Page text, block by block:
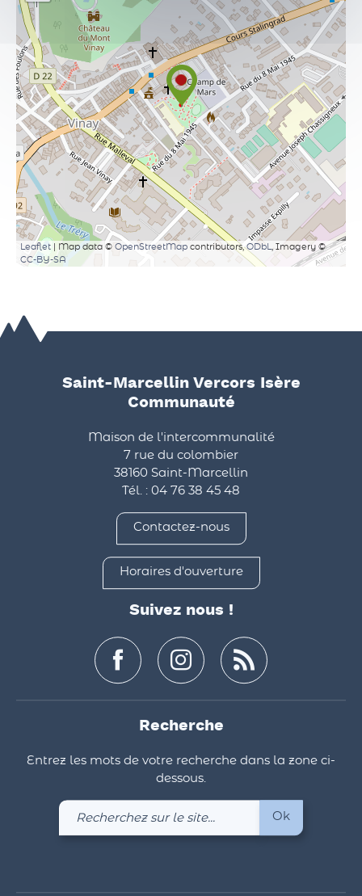
Leaflet | Map data © OpenStreetMap contributors,ODbL
, Imagery ©
CC-BY-SA
Saint-Marcellin Vercors Isère
Communauté
Maison de l'intercommunalité
7 rue du colombier
38160 Saint-Marcellin
Tél. : 04 76 38 45 48
Contactez-nous
Horaires d'ouverture
Suivez nous !
Recherche
Entrez les mots de votre recherche dans la zone ci-
dessous.
Recherchez
sur
Ok